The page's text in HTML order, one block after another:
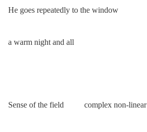
He goes repeatedly to the window
a warm night and all
Sense of the field complex non-linear